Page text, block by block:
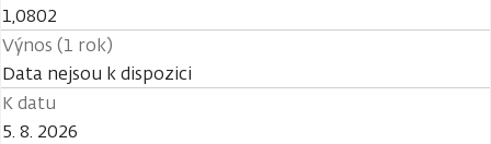
1,0802
Výnos (1 rok)
Data nejsou k dispozici
K datu
5. 8. 2026